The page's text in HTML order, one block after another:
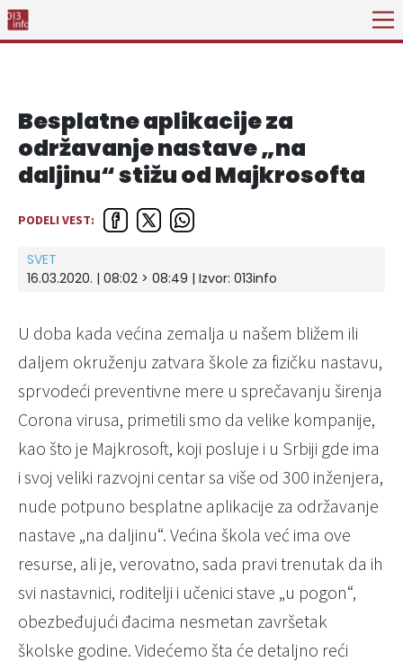
Besplatne aplikacije za
održavanje nastave „na
daljinu“ stižu od Majkrosofta
PODELI VEST:
SVET
16.03.2020. | 08:02 > 08:49 | Izvor: 013info
U doba kada većina zemalja u našem bližem ili
daljem okruženju zatvara škole za fizičku nastavu,
sprvodeći preventivne mere u sprečavanju širenja
Corona virusa, primetili smo da velike kompanije,
kao što je Majkrosoft, koji posluje i u Srbiji gde ima
i svoj veliki razvojni centar sa više od 300 inženjera,
nude potpuno besplatne aplikacije za održavanje
nastave „na daljinu“. Većina škola već ima ove
resurse, ali je, verovatno, sada pravi trenutak da ih
svi nastavnici, roditelji i učenici stave „u pogon“,
obezbeđujući đacima nesmetan završetak
školske godine. Videćemo šta će detaljno reći